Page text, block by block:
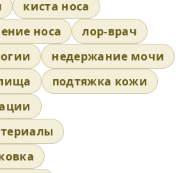
киста носа
носа
лор-врач
недержание мочи
подтяжка кожи